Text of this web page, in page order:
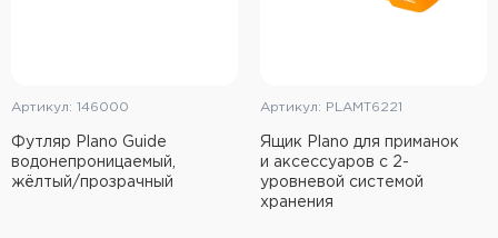
Артикул: 146000
Футляр Plano Guide
водонепроницаемый,
жёлтый/прозрачный
Артикул: PLAMT6221
Ящик Plano для приманок
и аксессуаров с 2-
уровневой системой
хранения